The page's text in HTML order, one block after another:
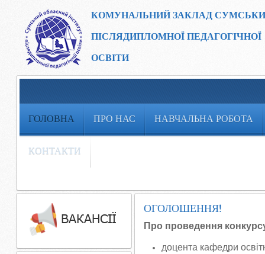
КОМУНАЛЬНИЙ ЗАКЛАД
ПІСЛЯДИПЛОМНОЇ ПЕДАГОГІЧНОЇ
ОСВІТИ
ГОЛОВНА ПРО НАС НАВЧАЛЬНА РОБОТА
КОНТАКТИ
ОГОЛОШЕННЯ!
Про проведення
доцента кафедри